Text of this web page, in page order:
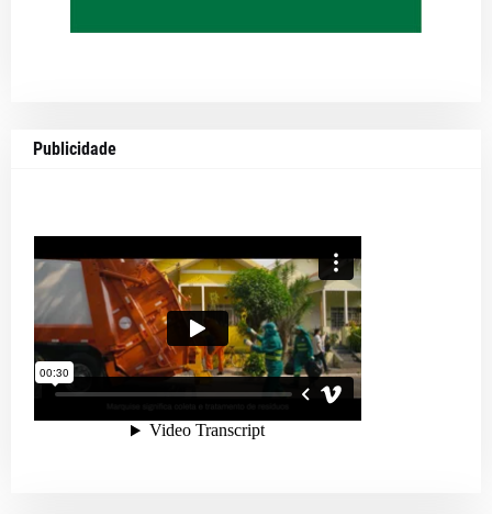
Publicidade